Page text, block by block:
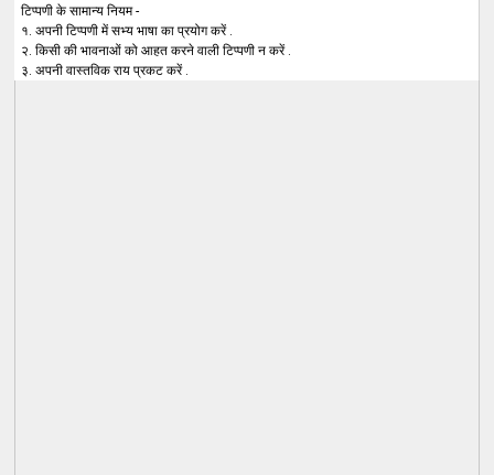
टिप्पणी के सामान्य नियम -
१. अपनी टिप्पणी में सभ्य भाषा का प्रयोग करें .
२. किसी की भावनाओं को आहत करने वाली टिप्पणी न करें .
३. अपनी वास्तविक राय प्रकट करें .